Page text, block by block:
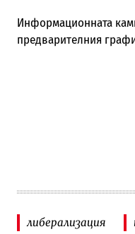
Информационната
предварителния
либерализация